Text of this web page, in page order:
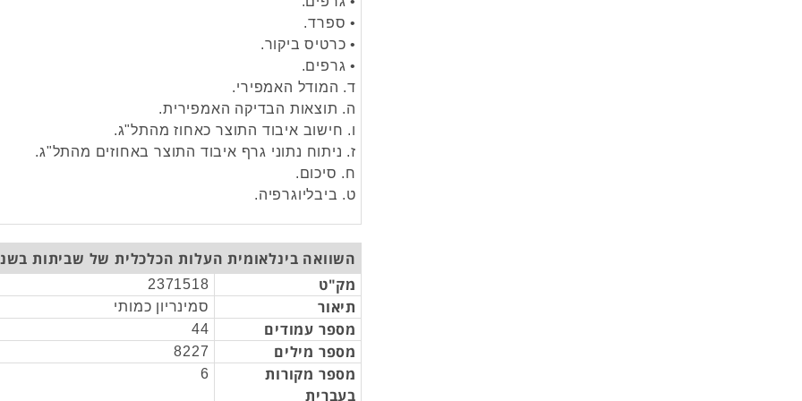
• ספרד.
• כרטיס ביקור.
• גרפים.
ד. המודל האמפירי.
ה. תוצאות הבדיקה האמפירית.
ו. חישוב איבוד התוצר כאחוז מהתל"ג.
ז. ניתוח נתוני גרף איבוד התוצר באחוזים מהתל"ג.
ח. סיכום.
ט. ביבליוגרפיה.
השוואה בינלאומית העלות הכלכלית של שביתות בשנים 2000-
מק"ט
2371518
תיאור סמינריון כמותי
מספר עמודים 44
מספר מילים 8227
מספר מקורות
בעברית
6